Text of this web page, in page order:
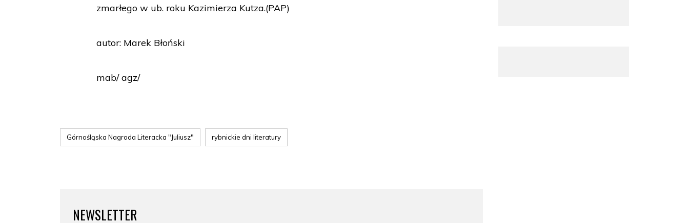
zmarłego w ub. roku Kazimierza Kutza.(PAP)
autor: Marek Błoński
mab/ agz/
Górnośląska Nagroda Literacka "Juliusz" rybnickie dni literatury
NEWSLETTER